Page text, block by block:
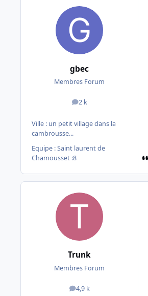
gbec
Membres Forum
2 k
messages
Ville : un petit village dans la
cambrousse...
Equipe : Saint laurent de
Chamousset :8
Trunk
Membres Forum
4,9 k
messages